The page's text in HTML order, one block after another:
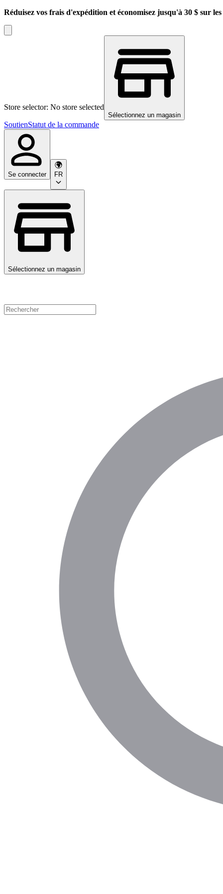
Réduisez vos frais d'expédition et économisez jusqu'à 30 $ sur
Store selector: No store selected
Sélectionnez un magasin
SoutienStatut de la commande
Se connecter FR
Sélectionnez un magasin